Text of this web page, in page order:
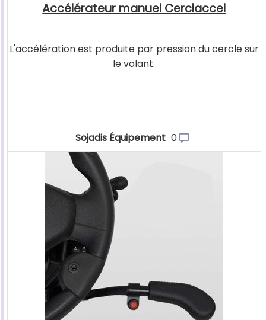
Accélérateur manuel Cerclaccel
L'accélération est produite par pression du cercle sur
le volant.
Sojadis Équipement 0